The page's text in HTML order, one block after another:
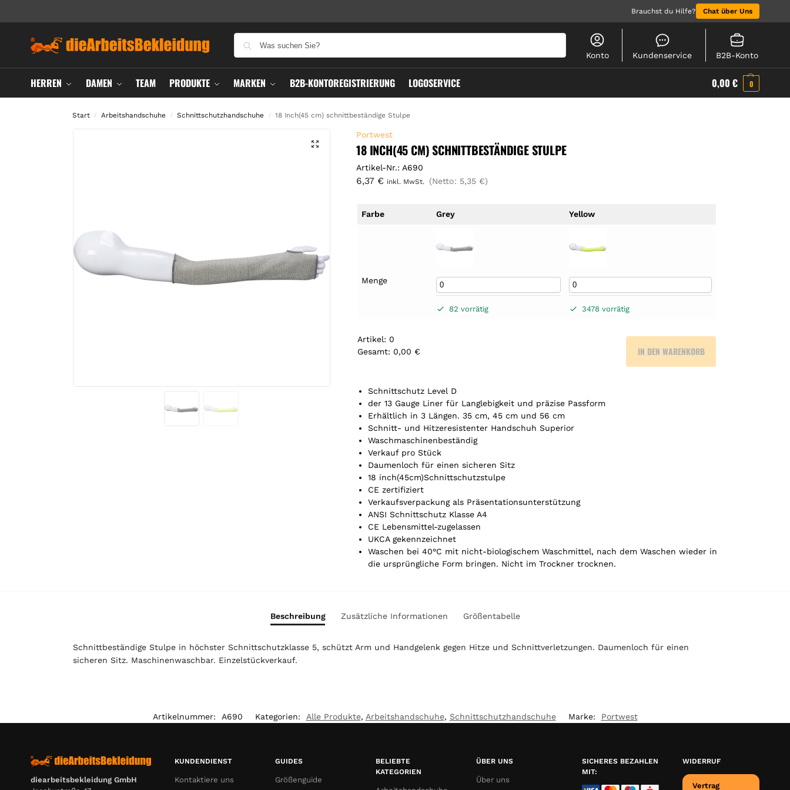
Brauchst du Hilfe? Chat über Uns
Konto Kundenservice B2B-Konto
HERREN DAMEN TEAM PRODUKTE MARKEN B2B-KONTOREGISTRIERUNG LOGOSERVICE 0,00 € 0
Start / Arbeitshandschuhe / Schnittschutzhandschuhe / 18 Inch(45 cm) schnittbeständige Stulpe
Portwest
18 INCH(45 CM) SCHNITTBESTÄNDIGE STULPE
Artikel-Nr.: A690
6,37 € inkl. MwSt. (Netto: 5,35 €)
Farbe Grey Yellow
Menge
82 vorrätig 3478 vorrätig
Artikel: 0
Gesamt: 0,00 €
r
t
i
k
e
l
.
Y
o
u
r
t
o
t
0
0
IN DEN WARENKORB
Schnittschutz Level D
der 13 Gauge Liner für Langlebigkeit und präzise Passform
Erhältlich in 3 Längen. 35 cm, 45 cm und 56 cm
Schnitt- und Hitzeresistenter Handschuh Superior
Waschmaschinenbeständig
Verkauf pro Stück
Daumenloch für einen sicheren Sitz
18 inch(45cm)Schnittschutzstulpe
CE zertifiziert
Verkaufsverpackung als Präsentationsunterstützung
ANSI Schnittschutz Klasse A4
CE Lebensmittel-zugelassen
UKCA gekennzeichnet
Waschen bei 40°C mit nicht-biologischem Waschmittel, nach dem Waschen wieder in
die ursprüngliche Form bringen. Nicht im Trockner trocknen.
Beschreibung Zusätzliche Informationen Größentabelle
Schnittbeständige Stulpe in höchster Schnittschutzklasse 5, schützt Arm und Handgelenk gegen Hitze und Schnittverletzungen. Daumenloch für einen
sicheren Sitz. Maschinenwaschbar. Einzelstückverkauf.
Artikelnummer: A690 Kategorien: Alle Produkte, Arbeitshandschuhe, Schnittschutzhandschuhe Marke: Portwest
diearbeitsbekleidung GmbH
KUNDENDIENST
Kontaktiere uns
GUIDES
Größenguide
BELIEBTE
KATEGORIEN
ÜBER UNS
Über uns
SICHERES BEZAHLEN
MIT:
WIDERRUF
Vertrag